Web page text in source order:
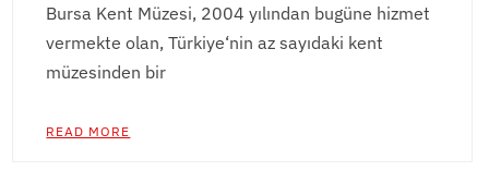
Bursa Kent Müzesi, 2004 yılından bugüne hizmet
vermekte olan, Türkiye‘nin az sayıdaki kent
müzesinden bir
READ MORE